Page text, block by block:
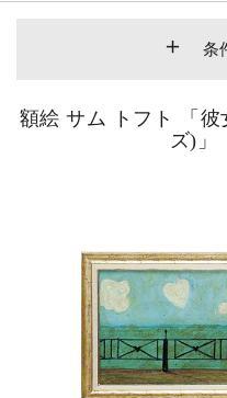
条
商品カ
商品カ
額絵 サム トフト 「彼
ズ)